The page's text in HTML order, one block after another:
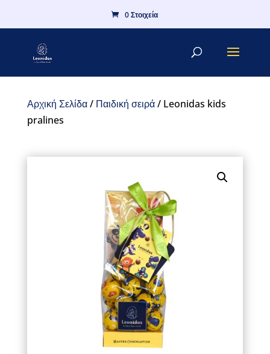
0 Στοιχεία
Αρχική Σελίδα/ Παιδική σειρά/ Leonidas kids
pralines